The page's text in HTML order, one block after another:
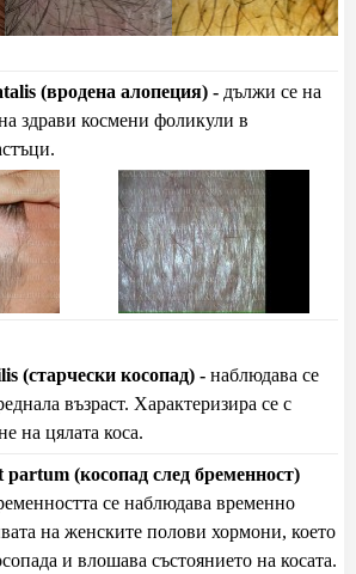
(вродена алопеция) - дължи се на
здрави космени фоликули в
(старчески косопад) - наблюдава се
възраст. Характеризира се с
на цялата коса.
partum (косопад след бременност)
се наблюдава временно
на женските полови хормони, което
и влошава състоянието на косата.